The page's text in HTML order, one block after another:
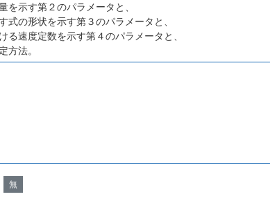
を示す第２のパラメータと、
式の形状を示す第３のパラメータと、
る速度定数を示す第４のパラメータと、
方法。
無